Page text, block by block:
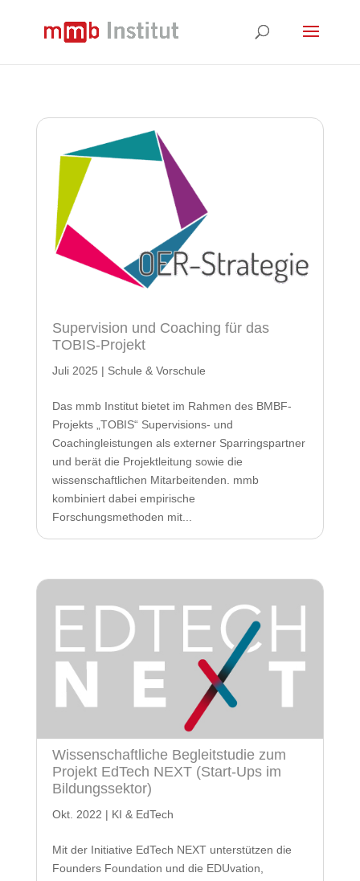
Supervision und Coaching für das
TOBIS-Projekt
Juli 2025 | Schule & Vorschule
Das mmb Institut bietet im Rahmen des BMBF-
Projekts „TOBIS“ Supervisions- und
Coachingleistungen als externer Sparringspartner
und berät die Projektleitung sowie die
wissenschaftlichen Mitarbeitenden. mmb
kombiniert dabei empirische
Forschungsmethoden mit...
Wissenschaftliche Begleitstudie zum
Projekt EdTech NEXT (Start-Ups im
Bildungssektor)
Okt. 2022 | KI & EdTech
Mit der Initiative EdTech NEXT unterstützen die
Founders Foundation und die EDUvation,